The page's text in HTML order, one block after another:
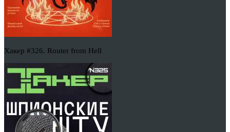
Хакер #326. Router from Hell